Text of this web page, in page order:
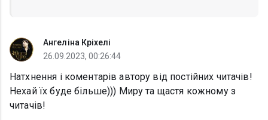
Ангеліна Кріхелі
26.09.2023, 00:26:44
Натхнення і коментарів автору від постійних читачів!
Нехай їх буде більше))) Миру та щастя кожному з
читачів!